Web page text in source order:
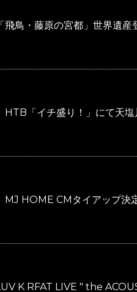
飛鳥・藤原の宮都」世界遺産
HTB「イチ盛り！」にて天
MJ HOME CMタイアップ決
K RFAT LIVE " the